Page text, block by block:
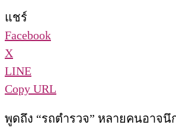
แชร์
Facebook
X
LINE
Copy URL
พูดถึง “รถตำรวจ” หลายคนอาจนึ